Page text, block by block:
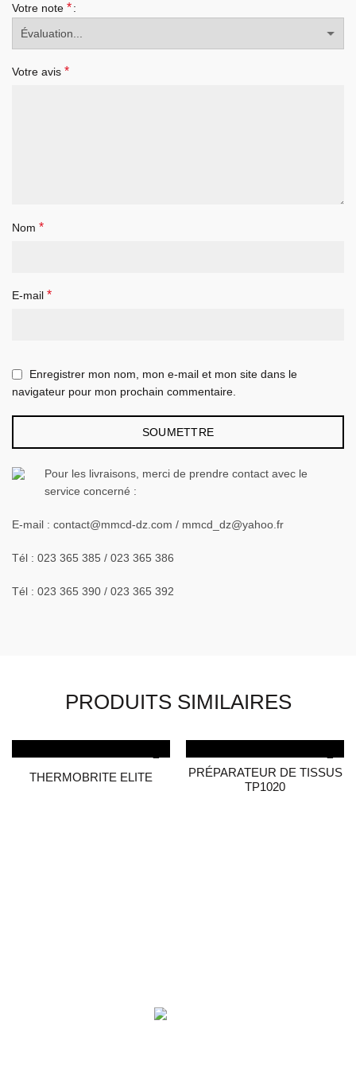
Votre note *
Votre avis *
Nom *
E-mail *
Enregistrer mon nom, mon e-mail et mon site dans le
navigateur pour mon prochain commentaire.
Pour les livraisons, merci de prendre contact avec le
service concerné :
E-mail : contact@mmcd-dz.com / mmcd_dz@yahoo.fr
Tél : 023 365 385 / 023 365 386
Tél : 023 365 390 / 023 365 392
PRODUITS SIMILAIRES
THERMOBRITE ELITE
PRÉPARATEUR DE TISSUS
TP1020